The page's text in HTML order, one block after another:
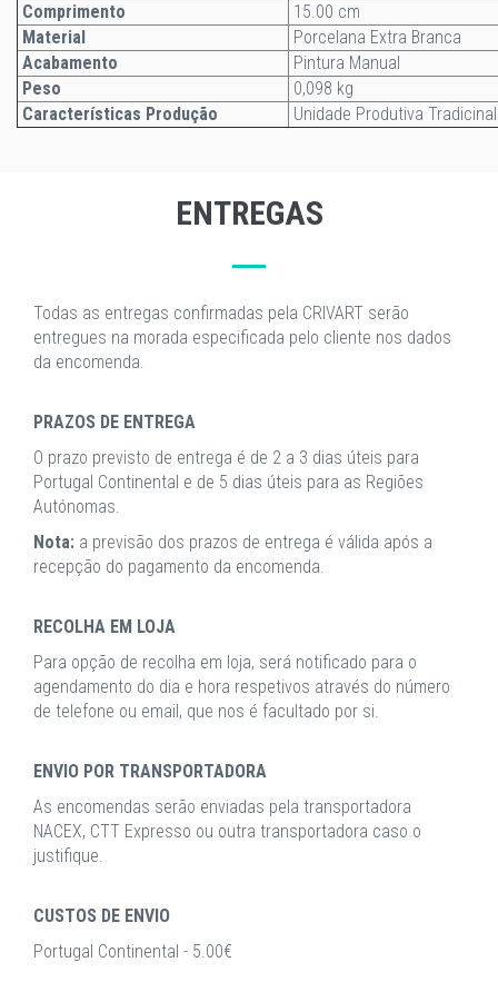
Comprimento
15.00 cm
Material
Porcelana Extra Branca
Acabamento
Pintura Manual
Peso
0,098 kg
Características Produção
Unidade Produtiva Tradicinal
ENTREGAS
Todas as entregas confirmadas pela CRIVART serão
entregues na morada especificada pelo cliente nos dados
da encomenda.
PRAZOS DE ENTREGA
O prazo previsto de entrega é de 2 a 3 dias úteis para
Portugal Continental e de 5 dias úteis para as Regiões
Autónomas.
Nota: a previsão dos prazos de entrega é válida após a
recepção do pagamento da encomenda.
RECOLHA EM LOJA
Para opção de recolha em loja, será notificado para o
agendamento do dia e hora respetivos através do número
de telefone ou email, que nos é facultado por si.
ENVIO POR TRANSPORTADORA
As encomendas serão enviadas pela transportadora
NACEX, CTT Expresso ou outra transportadora caso o
justifique.
CUSTOS DE ENVIO
Portugal Continental - 5.00€